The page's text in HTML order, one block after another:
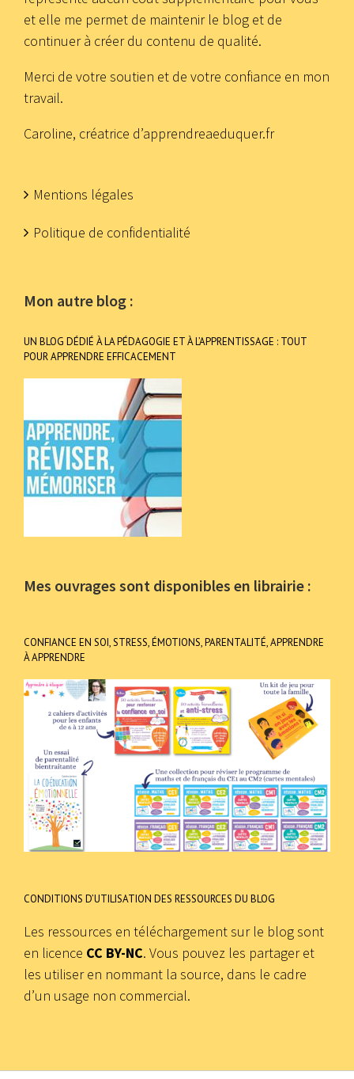
et elle me permet de maintenir le blog et de
continuer à créer du contenu de qualité.
Merci de votre soutien et de votre confiance en mon
travail.
Caroline, créatrice d’apprendreaeduquer.fr
Mentions légales
Politique de confidentialité
Mon autre blog :
UN BLOG DÉDIÉ À LA PÉDAGOGIE ET À L’APPRENTISSAGE : TOUT
POUR APPRENDRE EFFICACEMENT
Mes ouvrages sont disponibles en librairie :
CONFIANCE EN SOI, STRESS, ÉMOTIONS, PARENTALITÉ, APPRENDRE
À APPRENDRE
CONDITIONS D’UTILISATION DES RESSOURCES DU BLOG
Les ressources en téléchargement sur le blog sont
en licence CC BY-NC. Vous pouvez les partager et
les utiliser en nommant la source, dans le cadre
d’un usage non commercial.